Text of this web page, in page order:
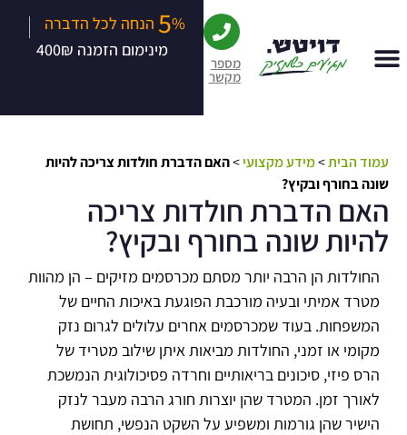
מספר
מקשר
5% הנחה לכל הדברה |
מינימום הזמנה 400₪
עמוד הבית>מידע מקצועי>האם הדברת חולדות צריכה להיות
שונה בחורף ובקיץ?
האם הדברת חולדות צריכה
להיות שונה בחורף ובקיץ?
החולדות הן הרבה יותר מסתם מכרסמים מזיקים – הן מהוות
מטרד אמיתי ובעיה מורכבת הפוגעת באיכות החיים של
המשפחות. בעוד שמכרסמים אחרים עלולים לגרום נזק
מקומי או זמני, החולדות מביאות איתן שילוב מטריד של
הרס פיזי, סיכונים בריאותיים וחרדה פסיכולוגית הנמשכת
לאורך זמן. המטרד שהן יוצרות חורג הרבה מעבר לנזק
הישיר שהן גורמות ומשפיע על השקט הנפשי, תחושת